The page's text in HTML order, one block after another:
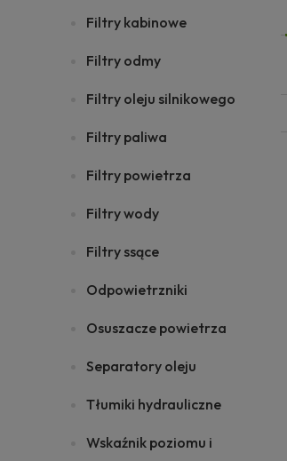
Filtry kabinowe
Filtry odmy
Filtry oleju silnikowego
Filtry paliwa
Filtry powietrza
Filtry wody
Filtry ssące
Odpowietrzniki
Osuszacze powietrza
Separatory oleju
Tłumiki hydrauliczne
Wskaźnik poziomu i